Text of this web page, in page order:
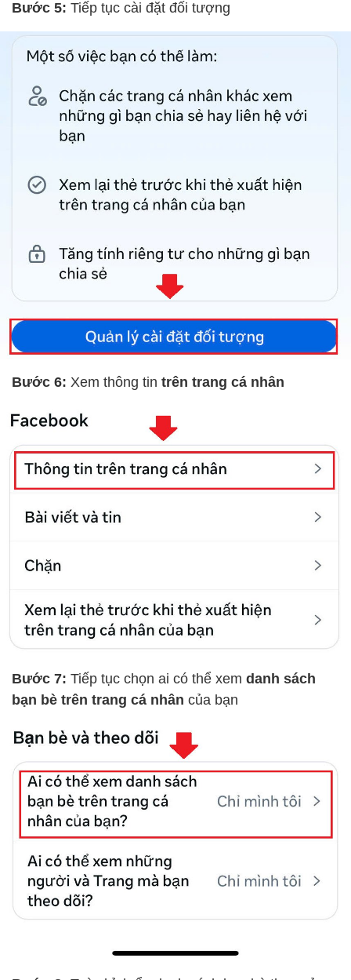
Bước 5: Tiếp tục cài đặt đối tượng
Bước 6: Xem thông tin trên trang cá nhân
Bước 7: Tiếp tục chọn ai có thể xem danh sách
bạn bè trên trang cá nhân của bạn